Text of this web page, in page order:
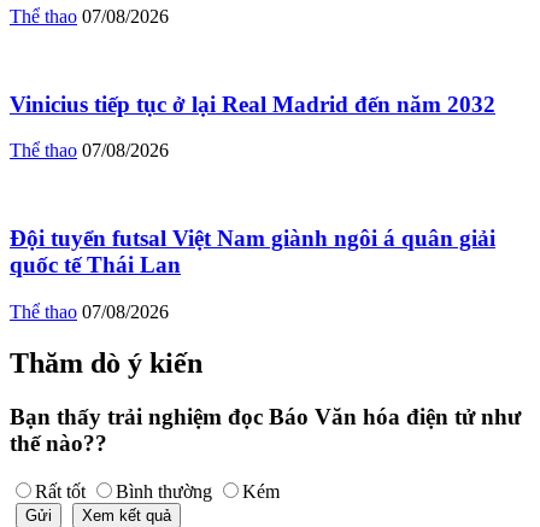
Thể thao 07/08/2026
Vinicius tiếp tục ở lại Real Madrid đến năm 2032
Thể thao 07/08/2026
Đội tuyển futsal Việt Nam giành ngôi á quân giải
quốc tế Thái Lan
Thể thao 07/08/2026
Thăm dò ý kiến
Bạn thấy trải nghiệm đọc Báo Văn hóa điện tử như
thế nào??
Rất tốt Bình thường Kém
Gửi Xem kết quả